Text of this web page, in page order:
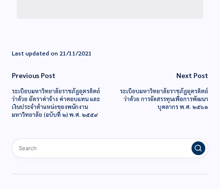
Last updated on 21/11/2021
Previous Post
ระเบียบมหาวิทยาลัยราชภัฏอุตรดิตถ์
ว่าด้วย อัตราค่าจ้าง ค่าตอบแทน และ
เงินประจำตำแหน่งของพนักงาน
มหาวิทยาลัย (ฉบับที่ ๒) พ.ศ. ๒๕๕๙
Next Post
ระเบียบมหาวิทยาลัยราชภัฏอุตรดิตถ์
ว่าด้วย การจัดสรรทุนเพื่อการพัฒนา
บุคลากร พ.ศ. ๒๕๖๑